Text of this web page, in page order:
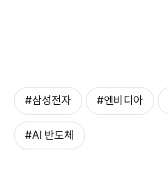
#삼성전자 #엔비디아
#AI 반도체